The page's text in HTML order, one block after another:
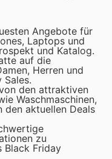
Angebote für
Laptops und
und Katalog.
auf die
Herren und
Sales.
den attraktiven
Waschmaschinen,
den aktuellen Deals
zu
Black Friday